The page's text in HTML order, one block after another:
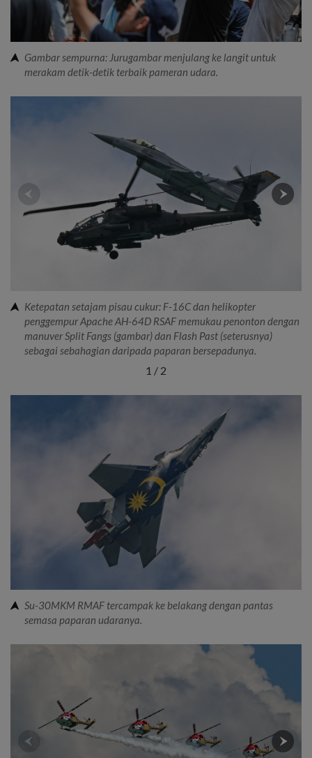
Gambar sempurna: Jurugambar menjulang ke langit untuk
merakam detik-detik terbaik pameran udara.
Ketepatan setajam pisau cukur: F-16C dan helikopter
penggempur Apache AH-64D RSAF memukau penonton dengan
manuver Split Fangs (gambar) dan Flash Past (seterusnya)
sebagai sebahagian daripada paparan bersepadunya.
1 / 2
Su-30MKM RMAF tercampak ke belakang dengan pantas
semasa paparan udaranya.